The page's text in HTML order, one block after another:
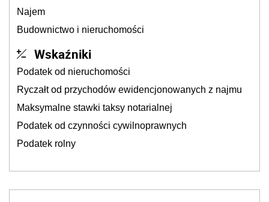
Najem
Budownictwo i nieruchomości
Wskaźniki
Podatek od nieruchomości
Ryczałt od przychodów ewidencjonowanych z najmu
Maksymalne stawki taksy notarialnej
Podatek od czynności cywilnoprawnych
Podatek rolny